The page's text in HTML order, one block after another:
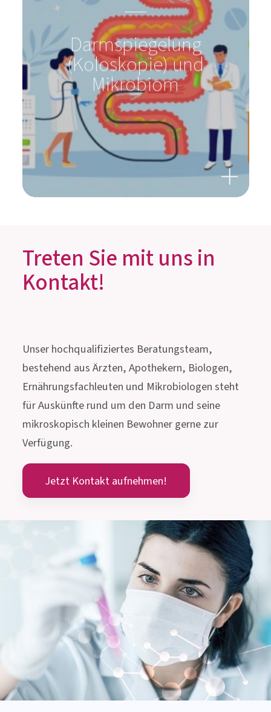
Treten Sie mit uns in
Kontakt!
Ernährungsfachleuten und Mikrobiologen steht
für Auskünfte rund um den Darm und seine
mikroskopisch kleinen Bewohner gerne zur
Jetzt Kontakt aufnehmen!
Über das Institut AllergoSan
Das Institut AllergoSan mit Sitz in Graz wurde im
Januar 1991 gegründet und beschäftigt sich nun
seit 30 Jahren mit der Erforschung und
Entwicklung von Produkten aus natürlichen